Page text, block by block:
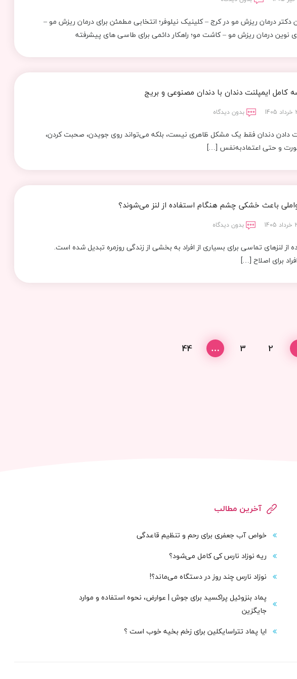
دکتر درمان ریزش مو در کرج – کلینیک نیلوفر؛ انتخابی مطمئن برای درمان ریزش مو –
نوین درمان ریزش مو – کاشت مو؛ راهکار دائمی برای طاسی‌ های پیشرفته
کامل ایمپلنت دندان با دندان مصنوعی و بریج
بدون دیدگاه
دادن دندان فقط یک مشکل ظاهری نیست، بلکه می‌تواند روی جویدن، صحبت کردن،
و حتی اعتمادبه‌نفس […]
باعث خشکی چشم هنگام استفاده از لنز می‌شوند؟
بدون دیدگاه
از لنزهای تماسی برای بسیاری از افراد به بخشی از زندگی روزمره تبدیل شده است.
برای اصلاح […]
2
3
…
44
آخرین مطالب
خواص آب جعفری برای رحم و تنظیم قاعدگی
ریه نوزاد نارس کی کامل می‌شود؟
نوزاد نارس چند روز در دستگاه می‌ماند؟!
پماد بنزوئیل پراکسید برای جوش | عوارض، نحوه استفاده و موارد
جایگزین
ایا پماد تتراسایکلین برای زخم بخیه خوب است ؟